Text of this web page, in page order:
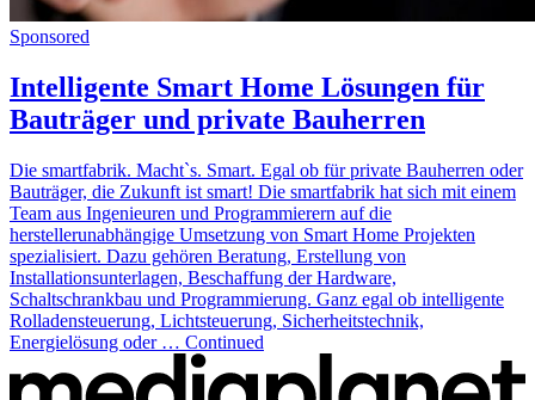
Sponsored
Intelligente Smart Home Lösungen für
Bauträger und private Bauherren
Die smartfabrik. Macht`s. Smart. Egal ob für private Bauherren oder
Bauträger, die Zukunft ist smart! Die smartfabrik hat sich mit einem
Team aus Ingenieuren und Programmierern auf die
herstellerunabhängige Umsetzung von Smart Home Projekten
spezialisiert. Dazu gehören Beratung, Erstellung von
Installationsunterlagen, Beschaffung der Hardware,
Schaltschrankbau und Programmierung. Ganz egal ob intelligente
Rolladensteuerung, Lichtsteuerung, Sicherheitstechnik,
Energielösung oder … Continued